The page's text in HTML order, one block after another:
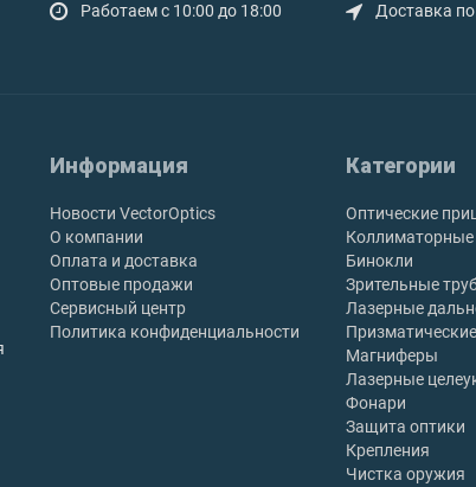
Работаем с 10:00 до 18:00 Доставка
Информация
Новости VectorOptics
О компании
Оплата и доставка
Оптовые продажи
Сервисный центр
Политика конфиденциальности
Категории
Оптические
Бинокли
Зрительные
Лазерные
Магниферы
Лазерные
Фонари
Защита оптики
Крепления
Чистка оружия